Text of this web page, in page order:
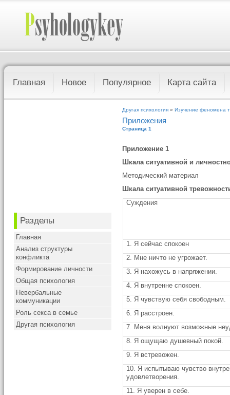
Главная Новое Популярное Карта сайта
Разделы
Главная
Анализ структуры
конфликта
Формирование личности
Общая психология
Невербальные
коммуникации
Роль секса в семье
Другая психология
Другая психология »Изучение феномена
Приложения
Страница 1
Приложение 1
Шкала ситуативной и
Методический материал
Шкала ситуативной
Суждения
1. Я сейчас спокоен
2. Мне ничто не угрожает.
3. Я нахожусь в напряжении.
4. Я внутренне спокоен.
5. Я чувствую себя свободным.
6. Я расстроен.
7. Меня волнуют возможные
8. Я ощущаю душевный покой.
9. Я встревожен.
10. Я испытываю чувство
удовлетворения.
11. Я уверен в себе.